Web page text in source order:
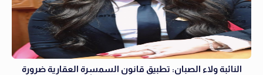
النائبة ولاء الصبان: تطبيق قانون السمسرة العقارية ضرورة